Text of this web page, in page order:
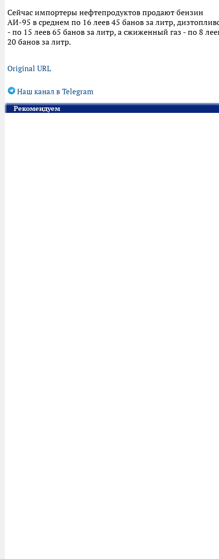
Сейчас импортеры нефтепродуктов продают бензин
АИ-95 в среднем по 16 леев 45 банов за литр,
- по 15 леев 65 банов за литр, а сжиженный газ - по 8
20 банов за литр.
Original URL
Наш канал в Telegram
Рекомендуем